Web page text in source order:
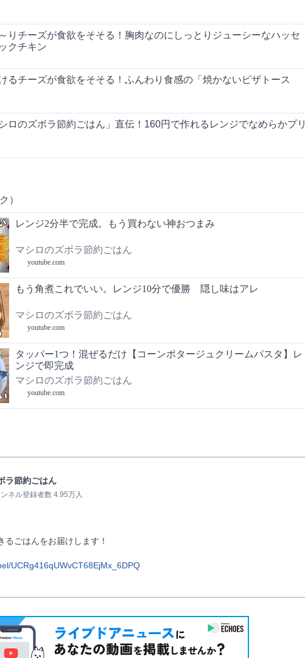
りチーズが食欲をそそる！胸肉なのにしっとりジューシーなハッセ
クチキン
るチーズが食欲をそそる！ふんわり食感の「焼かないピザトース
シロのズボラ節約ごはん」直伝！160円で作れるレンジでなめらかプリ
）
レンジ2分半で完成。もう買わない神おつまみ
マシロのズボラ節約ごはん
youtube.com
もう角煮これでいい。レンジ10分で優勝 隠し味はアレ
マシロのズボラ節約ごはん
youtube.com
タッパー1つ！混ぜるだけ【コーンポタージュクリームパスタ】レ
ンジで即完成
マシロのズボラ節約ごはん
youtube.com
ラ節約ごはん
ネル登録者数 4.95万人
きるごはんをお届けします！
UCRg416qUWvCT68EjMx_6DPQ